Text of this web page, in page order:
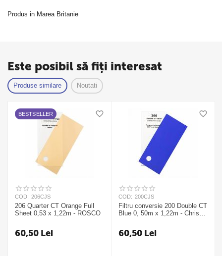
Produs in Marea Britanie
Este posibil să fiți interesat
Produse similare Noutati
BESTSELLER
COD: 206CJS
206 Quarter CT Orange Full
Sheet 0,53 x 1,22m - ROSCO
60,50 Lei
COD: 200CJS
Filtru conversie 200 Double CT
Blue 0, 50m x 1,22m - Chris
60,50 Lei